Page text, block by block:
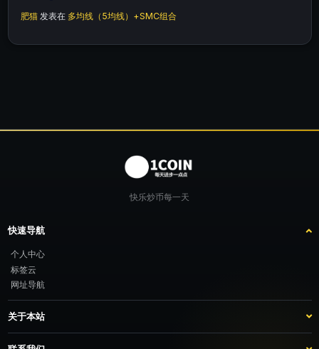
肥猫 发表在 多均线（5均线）+SMC组合
快乐炒币每一天
快速导航
个人中心
标签云
网址导航
关于本站
站点介绍